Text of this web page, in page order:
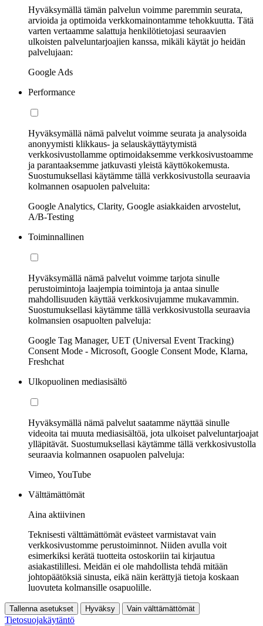
Hyväksymällä tämän palvelun voimme paremmin seurata,
arvioida ja optimoida verkkomainontamme tehokkuutta. Tätä
varten vertaamme salattuja henkilötietojasi seuraavien
ulkoisten palveluntarjoajien kanssa, mikäli käytät jo heidän
palvelujaan:
Google Ads
Performance
Hyväksymällä nämä palvelut voimme seurata ja analysoida
anonyymisti klikkaus- ja selauskäyttäytymistä
verkkosivustollamme optimoidaksemme verkkosivustoamme
ja parantaaksemme jatkuvasti yleistä käyttökokemusta.
Suostumuksellasi käytämme tällä verkkosivustolla seuraavia
kolmannen osapuolen palveluita:
Google Analytics, Clarity, Google asiakkaiden arvostelut,
A/B-Testing
Toiminnallinen
Hyväksymällä nämä palvelut voimme tarjota sinulle
perustoimintoja laajempia toimintoja ja antaa sinulle
mahdollisuuden käyttää verkkosivujamme mukavammin.
Suostumuksellasi käytämme tällä verkkosivustolla seuraavia
kolmansien osapuolten palveluja:
Google Tag Manager, UET (Universal Event Tracking)
Consent Mode - Microsoft, Google Consent Mode, Klarna,
Freshchat
Ulkopuolinen mediasisältö
Hyväksymällä nämä palvelut saatamme näyttää sinulle
videoita tai muuta mediasisältöä, jota ulkoiset palveluntarjoajat
ylläpitävät. Suostumuksellasi käytämme tällä verkkosivustolla
seuraavia kolmannen osapuolen palveluja:
Vimeo, YouTube
Välttämättömät
Aina aktiivinen
Teknisesti välttämättömät evästeet varmistavat vain
verkkosivustomme perustoiminnot. Niiden avulla voit
esimerkiksi kerätä tuotteita ostoskoriin tai kirjautua
asiakastilillesi. Meidän ei ole mahdollista tehdä mitään
johtopäätöksiä sinusta, eikä näin kerättyjä tietoja koskaan
luovuteta kolmansille osapuolille.
Tallenna asetukset Hyväksy Vain välttämättömät
Tietosuojakäytäntö